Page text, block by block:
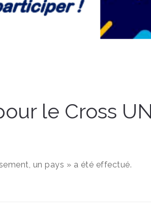
le Cross
un pays » a été effectué.